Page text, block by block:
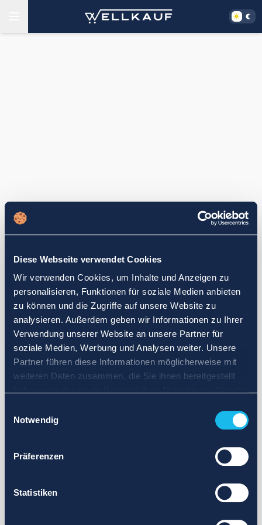
Diese Webseite verwendet Cookies
Wir verwenden Cookies, um Inhalte und Anzeigen zu
personalisieren, Funktionen für soziale Medien anbieten
zu können und die Zugriffe auf unsere Website zu
analysieren. Außerdem geben wir Informationen zu Ihrer
Verwendung unserer Website an unsere Partner für
soziale Medien, Werbung und Analysen weiter. Unsere
Partner führen diese Informationen möglicherweise mit
weiteren Daten zusammen, die Sie ihnen bereitgestellt
Notwendig
Präferenzen
Statistiken